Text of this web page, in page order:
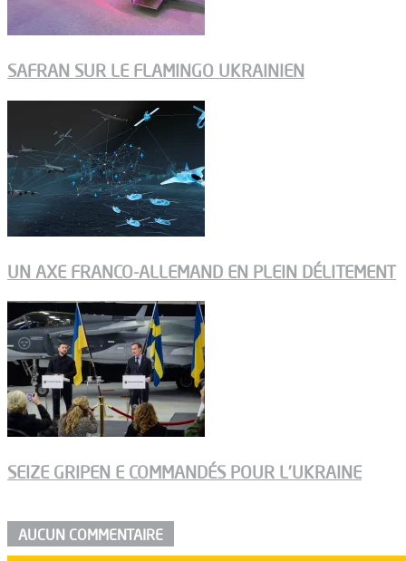
SAFRAN SUR LE FLAMINGO UKRAINIEN
UN AXE FRANCO-ALLEMAND EN PLEIN DÉLITEMENT
SEIZE GRIPEN E COMMANDÉS POUR L’UKRAINE
AUCUN COMMENTAIRE